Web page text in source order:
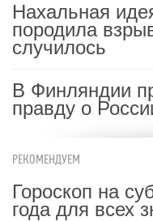
Нахальная
породила
случилось
В Финляндии
правду о
РЕКОМЕНДУЕМ
Гороскоп на
года для всех